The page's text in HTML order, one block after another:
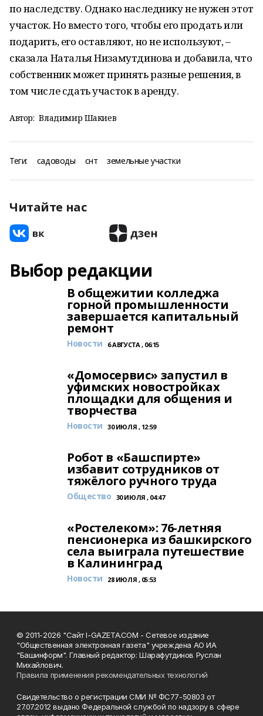
по наследству. Однако наследнику не нужен этот
участок. Но вместо того, чтобы его продать или
подарить, его оставляют, но не используют, –
сказала Наталья Низамутдинова и добавила, что
собственник может принять разные решения, в
том числе сдать участок в аренду.
Автор: Владимир Шакиев
Теги: садоводы снт земельные участки
Читайте нас
Выбор редакции
В общежитии колледжа
горной промышленности
завершается капитальный
ремонт
Новости 6 АВГУСТА , 06:15
«Домосервис» запустил в
уфимских новостройках
площадки для общения и
творчества
Новости 30 ИЮЛЯ , 12:59
Робот в «Башспирте»
избавит сотрудников от
тяжёлого ручного труда
Общество 30 ИЮЛЯ , 04:47
«Ростелеком»: 76-летняя
пенсионерка из башкирского
села выиграла путешествие
в Калининград
Новости 28 ИЮЛЯ , 05:53
© 2011-2026 "Сайт I-GAZETA.COM - Сетевое издание
"Общественная электронная газета" учреждена АО ИА
"Башинформ". Главный редактор: Шарафутдинов Руслан
Михайлович.
Правила применения рекомендательных технологий
Свидетельство о регистрации СМИ № ФС77-50803 от
27.07.2012 выдано Федеральной службой по надзору в сфере